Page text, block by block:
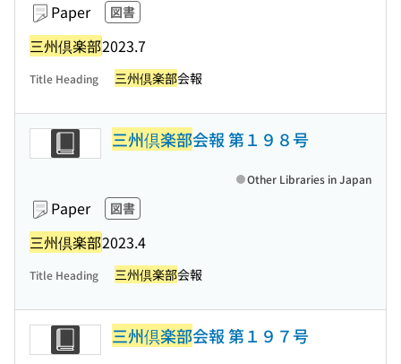
Paper 図書
三州倶楽部2023.7
Title Heading 三州倶楽部会報
三州倶楽部会報 第１９８号
Paper 図書
三州倶楽部2023.4
Other Libraries in Japan
Title Heading 三州倶楽部会報
三州倶楽部会報 第１９７号